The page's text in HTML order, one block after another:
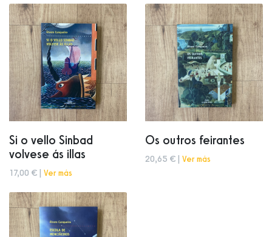
Si o vello Sinbad
volvese ás illas
17,00 € | Ver más
Os outros feirantes
20,65 € | Ver más